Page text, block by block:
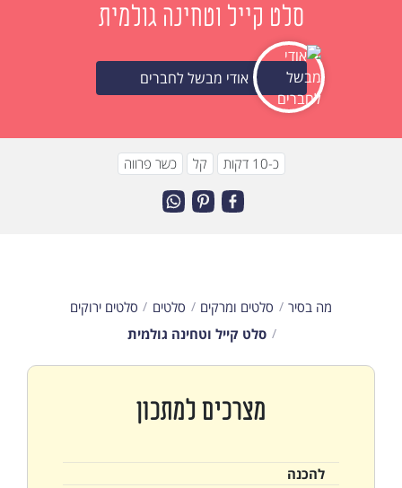
סלט קייל וטחינה גולמית
אודי מבשל לחברים
כ-10 דקות קל כשר פרווה
מה בסיר סלטים ומרקים סלטים
סלטים ירוקים
סלט קייל וטחינה גולמית
מצרכים למתכון
להכנה